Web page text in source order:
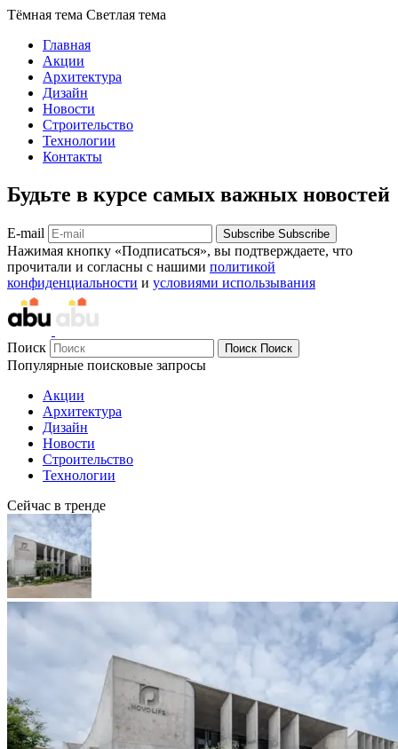
Тёмная тема Светлая тема
Главная
Акции
Архитектура
Дизайн
Новости
Строительство
Технологии
Контакты
Будьте в курсе самых важных новостей
E-mail Subscribe Subscribe
Нажимая кнопку «Подписаться», вы подтверждаете, что
прочитали и согласны с нашими политикой
конфиденциальности и условиями использывания
Поиск Поиск Поиск
Популярные поисковые запросы
Акции
Архитектура
Дизайн
Новости
Строительство
Технологии
Сейчас в тренде